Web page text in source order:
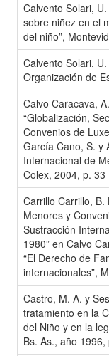
Calvento Solari,
sobre niñez en el
del niño”,
Calvento Solari,
Organización de
Calvo Caracava,
“Globalización,
Convenios de
García Cano, S. y
Internacional de
Colex, 2004, p. 33
Carrillo Carrillo, B.
Menores y
Sustracción
1980” en Calvo
“El Derecho de
internacionales”,
Castro, M. A. y
tratamiento en la
del Niño y en la
Bs. As., año